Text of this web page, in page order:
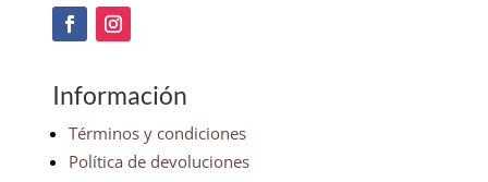
Información
Términos y condiciones
Política de devoluciones